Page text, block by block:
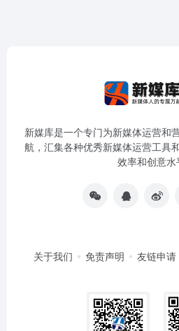
新媒库是一个专门为新媒体运营和
航，汇集各种优秀新媒体运营工具
效率和创意水
关于我们 免责声明 友链申请